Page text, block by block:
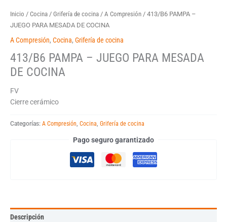
Inicio / Cocina / Grifería de cocina / A Compresión / 413/B6 PAMPA –
JUEGO PARA MESADA DE COCINA
A Compresión, Cocina, Grifería de cocina
413/B6 PAMPA – JUEGO PARA MESADA
DE COCINA
FV
Cierre cerámico
Categorías: A Compresión Cocina Grifería de cocina
Pago seguro garantizado
Descripción